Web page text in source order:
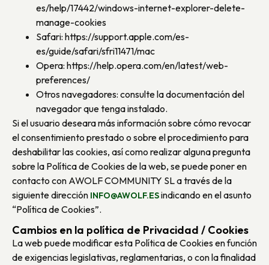
es/help/17442/windows-internet-explorer-delete-
manage-cookies
Safari: https://support.apple.com/es-
es/guide/safari/sfri11471/mac
Opera: https://help.opera.com/en/latest/web-
preferences/
Otros navegadores: consulte la documentación del
navegador que tenga instalado.
Si el usuario deseara más información sobre cómo revocar
el consentimiento prestado o sobre el procedimiento para
deshabilitar las cookies, así como realizar alguna pregunta
sobre la Política de Cookies de la web, se puede poner en
contacto con AWOLF COMMUNITY SL a través de la
siguiente dirección INFO@AWOLF.ESindicando en el asunto
“Política de Cookies”.
Cambios en la política de Privacidad / Cookies
La web puede modificar esta Política de Cookies en función
de exigencias legislativas, reglamentarias, o con la finalidad